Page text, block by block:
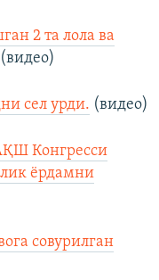
2 та лола ва
(видео)
сел урди. (видео)
Конгресси
ёрдамни
совурилган